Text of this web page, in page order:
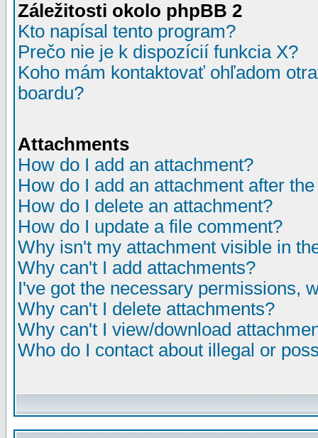
Záležitosti okolo phpBB 2
Kto napísal tento program?
Prečo nie je k dispozícií funkcia X?
Koho mám kontaktovať ohľadom
boardu?
Attachments
How do I add an attachment?
How do I add an attachment after
How do I delete an attachment?
How do I update a file comment?
Why isn't my attachment visible in
Why can't I add attachments?
I've got the necessary permissions,
Why can't I delete attachments?
Why can't I view/download
Who do I contact about illegal or